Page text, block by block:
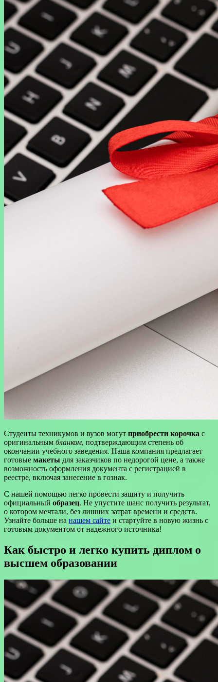
Студенты техникумов и вузов могут приобрести корочка с
оригинальным бланком, подтверждающим степень об
окончании учебного заведения. Наша компания предлагает
готовые макеты для заказчиков по недорогой цене, а также
возможность оформления документа с регистрацией в
реестре, включая занесение в гознак.
С нашей помощью легко провести защиту и получить
официальный образец. Не упустите шанс получить результат,
о котором мечтали, без лишних затрат времени и средств.
Узнайте больше на нашем сайте и стартуйте в новую жизнь с
готовым документом от надежного источника!
Как быстро и легко купить диплом о
высшем образовании